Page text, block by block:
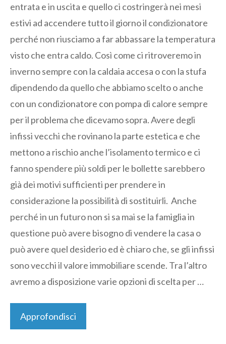
entrata e in uscita e quello ci costringerà nei mesi
estivi ad accendere tutto il giorno il condizionatore
perché non riusciamo a far abbassare la temperatura
visto che entra caldo. Così come ci ritroveremo in
inverno sempre con la caldaia accesa o con la stufa
dipendendo da quello che abbiamo scelto o anche
con un condizionatore con pompa di calore sempre
per il problema che dicevamo sopra. Avere degli
infissi vecchi che rovinano la parte estetica e che
mettono a rischio anche l’isolamento termico e ci
fanno spendere più soldi per le bollette sarebbero
già dei motivi sufficienti per prendere in
considerazione la possibilità di sostituirli. Anche
perché in un futuro non si sa mai se la famiglia in
questione può avere bisogno di vendere la casa o
può avere quel desiderio ed è chiaro che, se gli infissi
sono vecchi il valore immobiliare scende. Tra l’altro
avremo a disposizione varie opzioni di scelta per …
Approfondisci